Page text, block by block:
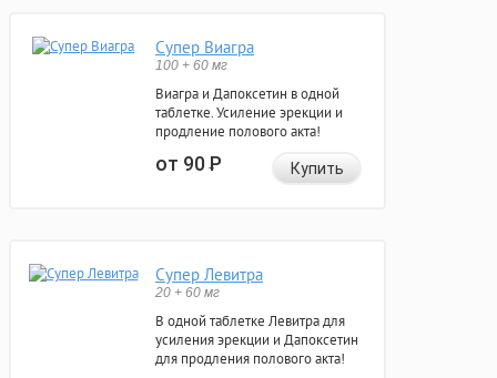
Супер Виагра
100 + 60 мг
Виагра и Дапоксетин в одной
таблетке. Усиление эрекции и
продление полового акта!
от 90Р Купить
Супер Левитра
20 + 60 мг
В одной таблетке Левитра для
усиления эрекции и Дапоксетин
для продления полового акта!